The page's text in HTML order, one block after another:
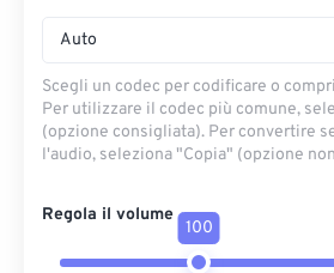
Auto
Scegli un codec per codificare o
Per utilizzare il codec più comune,
(opzione consigliata). Per convertire
l'audio, seleziona "Copia" (opzione
Regola il volume
100